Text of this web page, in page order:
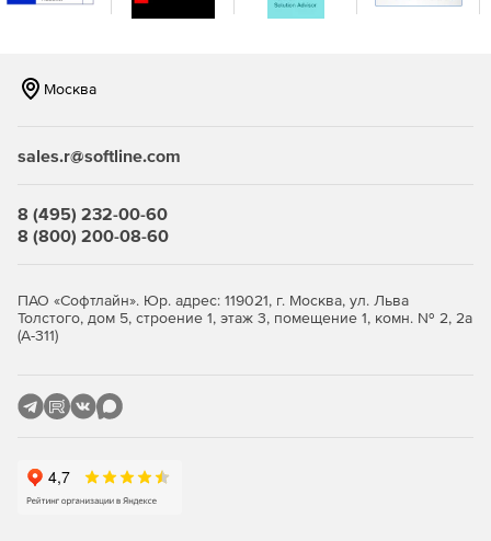
Возможна репликация и распределение копий между
защита от вирусов‑шифровальщиков на базе ИИ,
протокол BSP), парольная защита резервных копий и
Эффективное использование ресурсов и снижение
сеть и хранилища. Гибкие фильтры позволяют
исключать ненужные данные на уровне дисков, папок
эффективность.
универсальное восстановление на «голое железо»
или оборудование, отличное от оригинального,
Москва
sales.r@softline.com
8 (495) 232-00-60
8 (800) 200-08-60
ПАО «Софтлайн». Юр. адрес: 119021, г. Москва, ул. Льва
Толстого, дом 5, строение 1, этаж 3, помещение 1, комн. № 2, 2а
(А-311)